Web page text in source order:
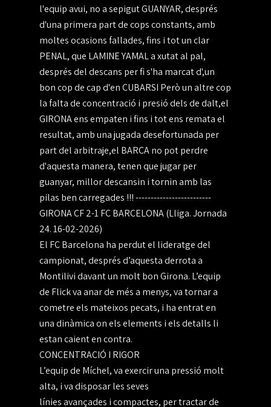
l'equip avui, no a sepigut GUANYAR, després
d'una primera part de cops constants, amb
moltes ocasions fallades, fins i tot un clar
PENAL, que LAMINE YAMAL a xutat al pal,
després del descans per fi s'ha marcat d',un
bon cop de cap d'en CUBARSI Però un altre cop
la falta de concentració i presió dels de dalt,el
GIRONA ens empaten i fins i tot ens remata el
resultat, amb una jugada desefortunada per
part del arbitraje,el BARÇA no pot perdre
d'aquesta manera, tenen que jugar per
guanyar, millor descansin i tornin amb las
pilas ben carregades !!! -------------------------
GIRONA CF 2-1 FC BARCELONA (Lliga. Jornada
24. 16-02-2026)
El FC Barcelona ha perdut el lideratge del
campionat, després d’aquesta derrota a
Montilivi davant un molt bon Girona. L’equip
de Flick va anar de més a menys, va tornar a
cometre els mateixos pecats, i ha entrat en
una dinàmica on els elements i els detalls li
estan caient en contra.
CONCENTRACIÓ I RIGOR
L’equip de Míchel, va exercir una pressió molt
alta, i va disposar les seves
línies avançades i compactes, per tractar de